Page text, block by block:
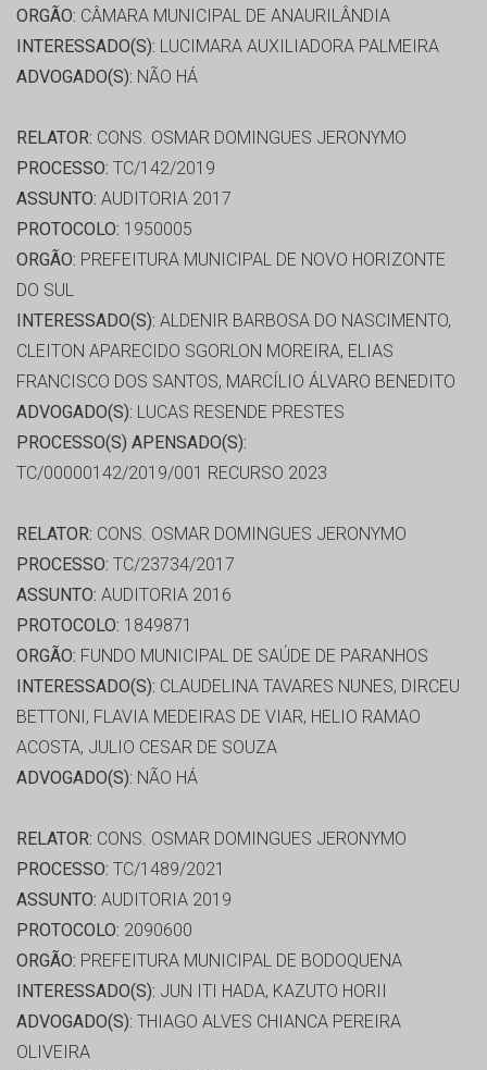
ORGÃO: CÂMARA MUNICIPAL DE ANAURILÂNDIA
INTERESSADO(S): LUCIMARA AUXILIADORA PALMEIRA
ADVOGADO(S): NÃO HÁ
RELATOR: CONS. OSMAR DOMINGUES JERONYMO
PROCESSO: TC/142/2019
ASSUNTO: AUDITORIA 2017
PROTOCOLO: 1950005
ORGÃO: PREFEITURA MUNICIPAL DE NOVO HORIZONTE
DO SUL
INTERESSADO(S): ALDENIR BARBOSA DO NASCIMENTO,
CLEITON APARECIDO SGORLON MOREIRA, ELIAS
FRANCISCO DOS SANTOS, MARCÍLIO ÁLVARO BENEDITO
ADVOGADO(S): LUCAS RESENDE PRESTES
PROCESSO(S) APENSADO(S):
TC/00000142/2019/001 RECURSO 2023
RELATOR: CONS. OSMAR DOMINGUES JERONYMO
PROCESSO: TC/23734/2017
ASSUNTO: AUDITORIA 2016
PROTOCOLO: 1849871
ORGÃO: FUNDO MUNICIPAL DE SAÚDE DE PARANHOS
INTERESSADO(S): CLAUDELINA TAVARES NUNES, DIRCEU
BETTONI, FLAVIA MEDEIRAS DE VIAR, HELIO RAMAO
ACOSTA, JULIO CESAR DE SOUZA
ADVOGADO(S): NÃO HÁ
RELATOR: CONS. OSMAR DOMINGUES JERONYMO
PROCESSO: TC/1489/2021
ASSUNTO: AUDITORIA 2019
PROTOCOLO: 2090600
ORGÃO: PREFEITURA MUNICIPAL DE BODOQUENA
INTERESSADO(S): JUN ITI HADA, KAZUTO HORII
ADVOGADO(S): THIAGO ALVES CHIANCA PEREIRA
OLIVEIRA